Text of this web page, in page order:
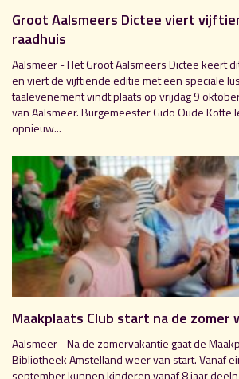
Groot Aalsmeers Dictee viert
raadhuis
Aalsmeer - Het Groot Aalsmeers Dictee keert
en viert de vijftiende editie met een speciale
taalevenement vindt plaats op vrijdag 9
van Aalsmeer. Burgemeester Gido Oude Kotte
opnieuw...
Maakplaats Club start na de zomer
Aalsmeer - Na de zomervakantie gaat de
Bibliotheek Amstelland weer van start. Vanaf
september kunnen kinderen vanaf 8 jaar